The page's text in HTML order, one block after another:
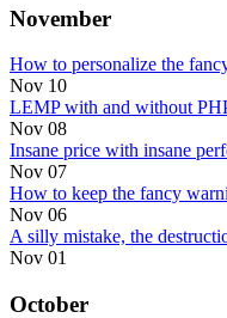
November
How to personalize the
Nov 10
LEMP with and without
Nov 08
Insane price with insane
Nov 07
How to keep the fancy
Nov 06
A silly mistake, the
Nov 01
October